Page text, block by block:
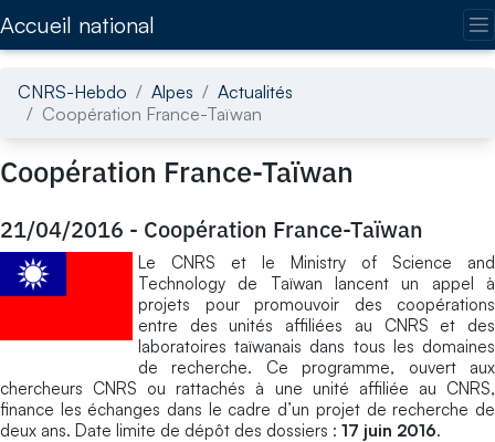
Accueil national
CNRS-Hebdo Alpes
Actualités
Coopération France-Taïwan
Coopération France-Taïwan
21/04/2016 - Coopération France-Taïwan
Le CNRS et le Ministry of Science and
Technology de Taïwan lancent un appel à
projets pour promouvoir des coopérations
entre des unités affiliées au CNRS et des
laboratoires taïwanais dans tous les domaines
de recherche. Ce programme, ouvert aux
chercheurs CNRS ou rattachés à une unité affiliée au CNRS,
finance les échanges dans le cadre d’un projet de recherche de
deux ans. Date limite de dépôt des dossiers : 17 juin 2016.